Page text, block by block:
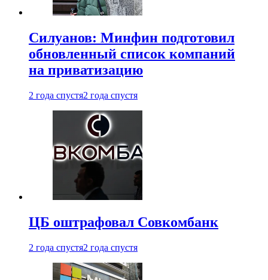
Силуанов: Минфин подготовил
обновленный список компаний
на приватизацию
2 года спустя2 года спустя
ЦБ оштрафовал Совкомбанк
2 года спустя2 года спустя